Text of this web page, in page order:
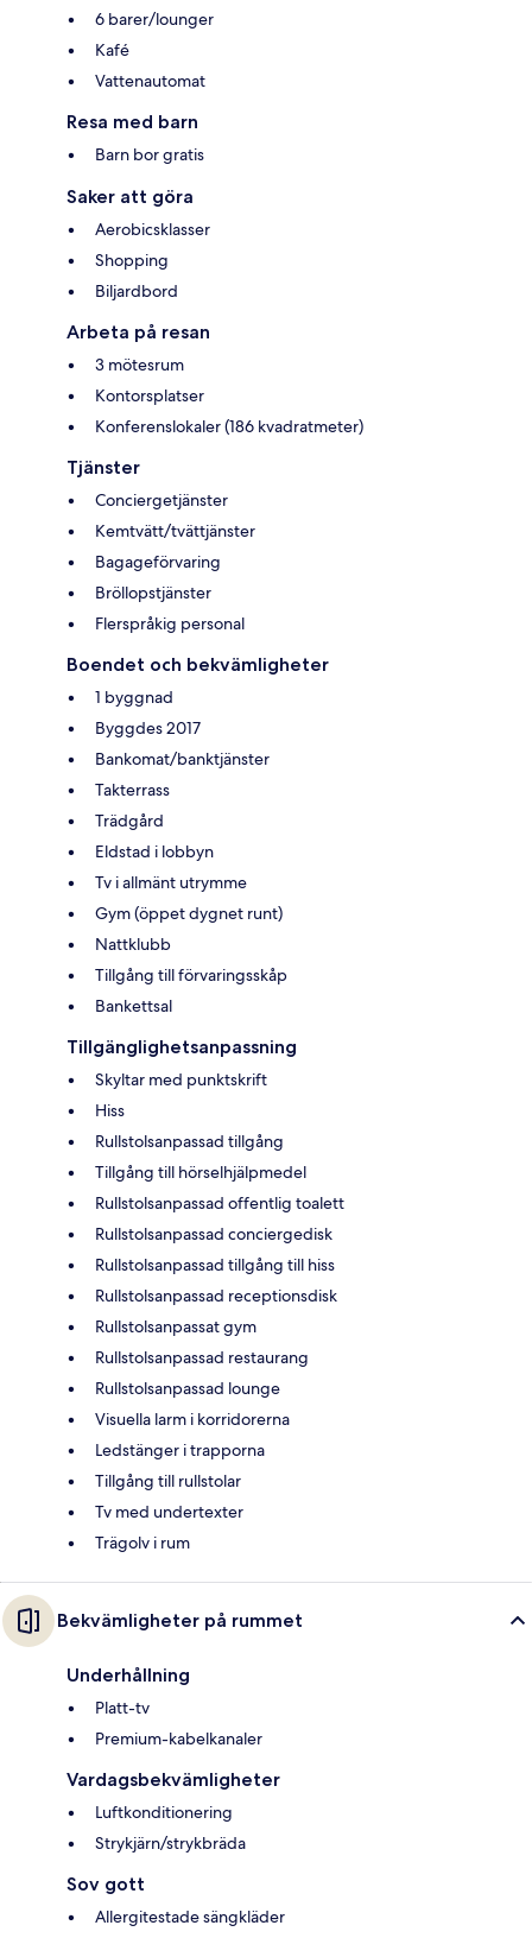
6 barer/lounger
Kafé
Vattenautomat
Resa med barn
Barn bor gratis
Saker att göra
Aerobicsklasser
Shopping
Biljardbord
Arbeta på resan
3 mötesrum
Kontorsplatser
Konferenslokaler (186 kvadratmeter)
Tjänster
Conciergetjänster
Kemtvätt/tvättjänster
Bagageförvaring
Bröllopstjänster
Flerspråkig personal
Boendet och bekvämligheter
1 byggnad
Byggdes 2017
Bankomat/banktjänster
Takterrass
Trädgård
Eldstad i lobbyn
Tv i allmänt utrymme
Gym (öppet dygnet runt)
Nattklubb
Tillgång till förvaringsskåp
Bankettsal
Tillgänglighetsanpassning
Skyltar med punktskrift
Hiss
Rullstolsanpassad tillgång
Tillgång till hörselhjälpmedel
Rullstolsanpassad offentlig toalett
Rullstolsanpassad conciergedisk
Rullstolsanpassad tillgång till hiss
Rullstolsanpassad receptionsdisk
Rullstolsanpassat gym
Rullstolsanpassad restaurang
Rullstolsanpassad lounge
Visuella larm i korridorerna
Ledstänger i trapporna
Tillgång till rullstolar
Tv med undertexter
Trägolv i rum
Bekvämligheter på rummet
Underhållning
Platt-tv
Premium-kabelkanaler
Vardagsbekvämligheter
Luftkonditionering
Strykjärn/strykbräda
Sov gott
Allergitestade sängkläder